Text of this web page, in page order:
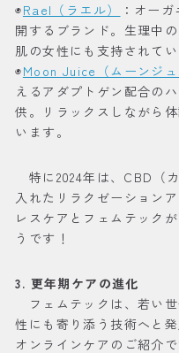
◉Rael（ラエル）
：オー
開するブランド。生理中
肌の女性にも支持されてい
◉Moon Juice（ムーンジュ
えるアダプトゲン配合の
供。リラックスしながら
います。
特に2024年は、CBD（
入れたリラクゼーション
レスケアとフェムテック
うです！
3. 更年期ケアの進化
フェムテックは、若い
性にも寄り添う技術へと
オンラインケアのご紹介で